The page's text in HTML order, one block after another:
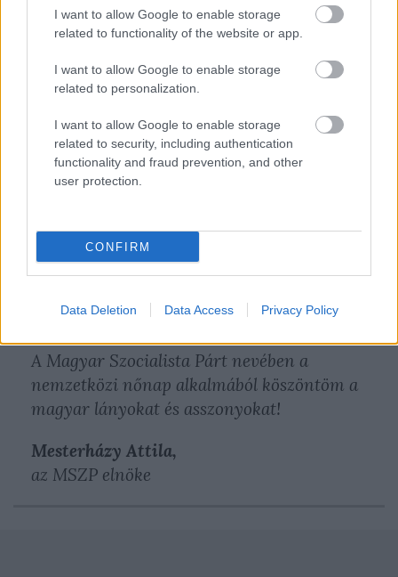
I want to allow Google to enable storage
related to functionality of the website or app.
I want to allow Google to enable storage
related to personalization.
I want to allow Google to enable storage
related to security, including authentication
functionality and fraud prevention, and other
user protection.
CONFIRM
Data Deletion Data Access Privacy Policy
munkájukat a férfiakéhoz hasonlóan
értékeljék és fizessék meg, hogy ne érje őket
bántás és erőszak semmilyen körülmények
között.
A társadalmi jólét fokmérője a női
egyenjogúság szintje - minden fejlett
demokráciában. Ezért nekünk, magyar
tudjanak állni a munkában éppúgy, mint a
családban, hogy munka és gyereknevelés
legyen.
A Magyar Szocialista Párt nevében a
nemzetközi nőnap alkalmából köszöntöm a
magyar lányokat és asszonyokat!
Mesterházy Attila,
az MSZP elnöke